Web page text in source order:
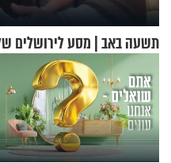
תשעה באב | מסע לירושלים